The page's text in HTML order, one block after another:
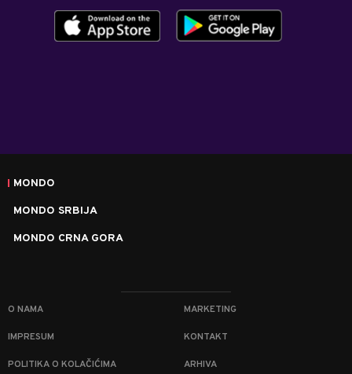
MONDO
MONDO SRBIJA
MONDO CRNA GORA
O NAMA MARKETING
IMPRESUM KONTAKT
POLITIKA O KOLAČIĆIMA ARHIVA